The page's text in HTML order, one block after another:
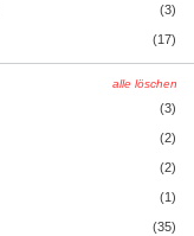
(3)
(17)
alle löschen
(3)
(2)
(2)
(1)
(35)